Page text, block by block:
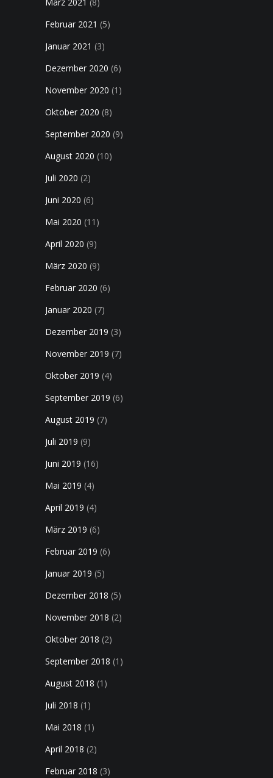
Februar 2021 (5)
Januar 2021 (3)
Dezember 2020 (6)
November 2020 (1)
Oktober 2020 (8)
September 2020 (9)
August 2020 (10)
Juli 2020 (2)
Juni 2020 (6)
Mai 2020 (11)
April 2020 (9)
März 2020 (9)
Februar 2020 (6)
Januar 2020 (7)
Dezember 2019 (3)
November 2019 (7)
Oktober 2019 (4)
September 2019 (6)
August 2019 (7)
Juli 2019 (9)
Juni 2019 (16)
Mai 2019 (4)
April 2019 (4)
März 2019 (6)
Februar 2019 (6)
Januar 2019 (5)
Dezember 2018 (5)
November 2018 (2)
Oktober 2018 (2)
September 2018 (1)
August 2018 (1)
Juli 2018 (1)
Mai 2018 (1)
April 2018 (2)
Februar 2018 (3)